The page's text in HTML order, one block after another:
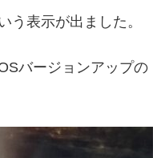
う表示が出ました。
バージョンアップの